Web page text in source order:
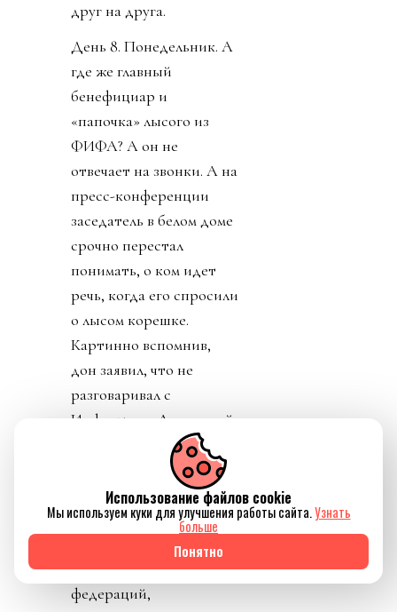
друг на друга.
День 8. Понедельник. А
где же главный
бенефициар и
«папочка» лысого из
ФИФА? А он не
отвечает на звонки. А на
пресс-конференции
заседатель в белом доме
срочно перестал
понимать, о ком идет
речь, когда его спросили
о лысом корешке.
Картинно вспомнив,
дон заявил, что не
разговаривал с
Инфантино. Лишенный
благословения патрона,
скукожившийся до
размеров Волдеморта,
Джанни, скуля, начал
репостить копирующие
текст друг друга посты
федераций,
Использование файлов cookie
Мы используем куки для улучшения работы сайта.Узнать
больше
Понятно